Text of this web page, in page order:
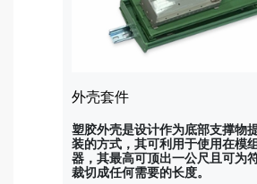
外壳套件
塑胶外壳是设计作为底部支撑物
装的方式，其可利用于使用在模
器，其最高可顶出一公尺且可为
裁切成任何需要的长度。